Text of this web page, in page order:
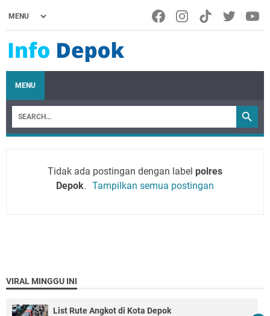
MENU
Tidak ada postingan dengan label polres
Depok. Tampilkan semua postingan
VIRAL MINGGU INI
List Rute Angkot di Kota Depok